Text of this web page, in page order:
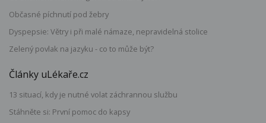
Občasné píchnutí pod žebry
Dyspepsie: Větry i při malé námaze, nepravidelná stolice
Zelený povlak na jazyku - co to může být?
Články uLékaře.cz
13 situací, kdy je nutné volat záchrannou službu
Stáhněte si: První pomoc do kapsy